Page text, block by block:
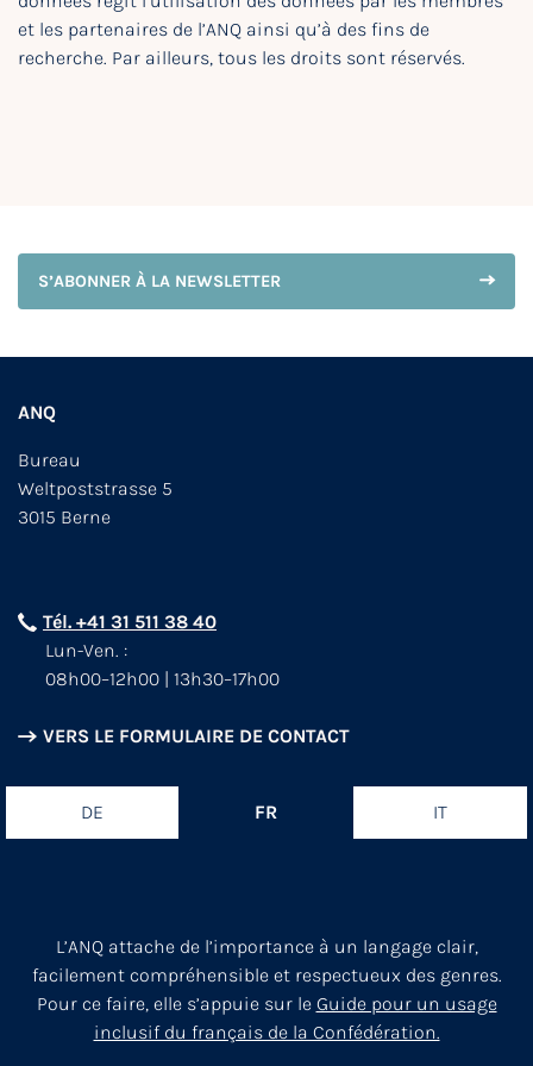
et les partenaires de l’ANQ ainsi qu’à des fins de
recherche. Par ailleurs, tous les droits sont réservés.
S’ABONNER À LA NEWSLETTER
ANQ
Bureau
Weltpoststrasse 5
3015 Berne
Tél. +41 31 511 38 40
Lun-Ven. :
08h00–12h00 | 13h30–17h00
VERS LE FORMULAIRE DE CONTACT
DE FR IT
L’ANQ attache de l’importance à un langage clair,
facilement compréhensible et respectueux des genres.
Pour ce faire, elle s’appuie sur le Guide pour un usage
inclusif du français de la Confédération.